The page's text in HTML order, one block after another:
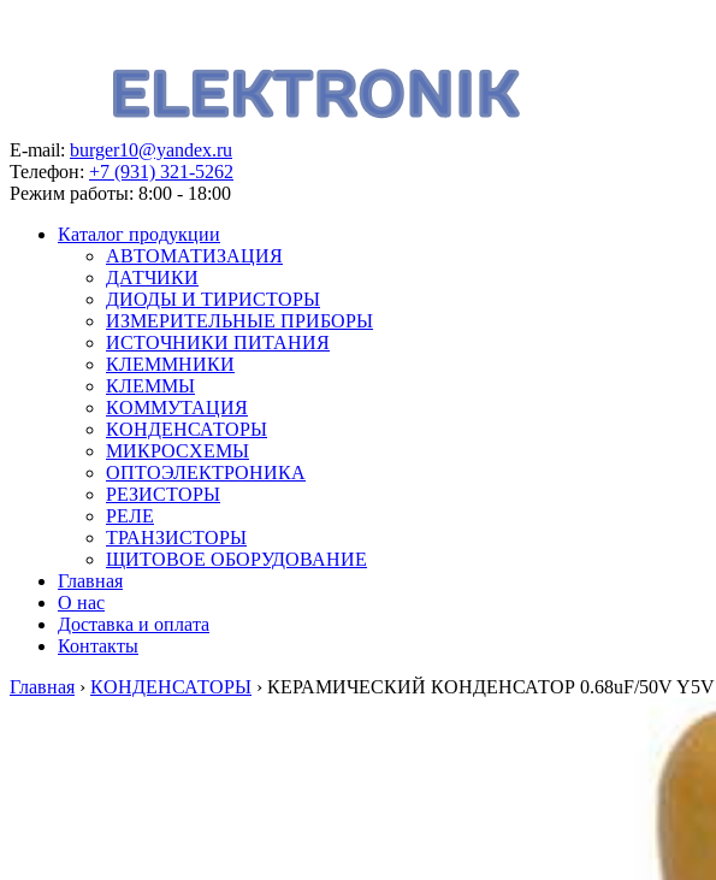
E-mail: burger10@yandex.ru
Телефон: +7 (931) 321-5262
Режим работы: 8:00 - 18:00
Каталог продукции
АВТОМАТИЗАЦИЯ
ДАТЧИКИ
ДИОДЫ И ТИРИСТОРЫ
ИЗМЕРИТЕЛЬНЫЕ ПРИБОРЫ
ИСТОЧНИКИ ПИТАНИЯ
КЛЕММНИКИ
КЛЕММЫ
КОММУТАЦИЯ
КОНДЕНСАТОРЫ
МИКРОСХЕМЫ
ОПТОЭЛЕКТРОНИКА
РЕЗИСТОРЫ
РЕЛЕ
ТРАНЗИСТОРЫ
ЩИТОВОЕ ОБОРУДОВАНИЕ
Главная
О нас
Доставка и оплата
Контакты
Главная › КОНДЕНСАТОРЫ › КЕРАМИЧЕСКИЙ КОНДЕНСАТОР 0.68uF/50V Y5V